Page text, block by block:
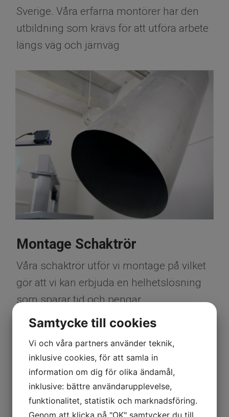
Sverige. Våra erfarna montörer har den
utbildning som krävs för att utföra arbete
längs väg och järnväg
Montage Schaktrör
Våra schaktrör utför vi montage på vilket
gör att vi kan erbjuda en helhetslösning
som sparar tid och pengar.
Samtycke till cookies
Vi och våra partners använder teknik,
inklusive cookies, för att samla in
information om dig för olika ändamål,
inklusive: bättre användarupplevelse,
funktionalitet, statistik och marknadsföring.
Genom att klicka på "OK" samtycker du till